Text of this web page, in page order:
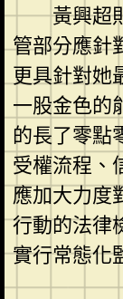
黃興超
管部分應針
更具針對她
一股金色的
的長了零點
受權流程、
應加大力度
行動的法律
實行常態化